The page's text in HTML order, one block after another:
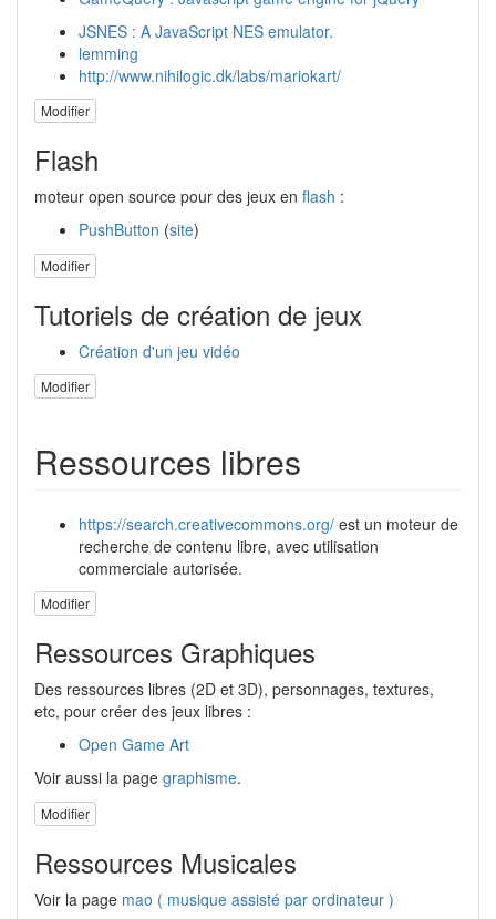
JSNES : A JavaScript NES emulator.
lemming
http://www.nihilogic.dk/labs/mariokart/
Modifier
Flash
moteur open source pour des jeux en flash :
PushButton (site)
Modifier
Tutoriels de création de jeux
Création d'un jeu vidéo
Modifier
Ressources libres
https://search.creativecommons.org/ est un moteur de
recherche de contenu libre, avec utilisation
commerciale autorisée.
Modifier
Ressources Graphiques
Des ressources libres (2D et 3D), personnages, textures,
etc, pour créer des jeux libres :
Open Game Art
Voir aussi la page graphisme.
Modifier
Ressources Musicales
Voir la page mao ( musique assisté par ordinateur )